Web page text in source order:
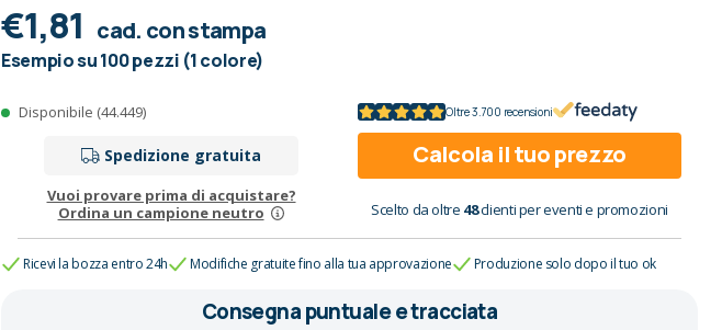
€1,81 cad. con stampa
Esempio su 100 pezzi (1 colore)
Disponibile (44.449)
Spedizione gratuita
Vuoi provare prima di acquistare?
Ordina un campione neutro
Oltre 3.700 recensioni
Calcola il tuo prezzo
Scelto da oltre 48clienti per eventi e promozioni
Ricevi la bozza entro 24h Modifiche gratuite fino alla tua approvazione Produzione solo dopo il tuo ok
Consegna puntuale e tracciata